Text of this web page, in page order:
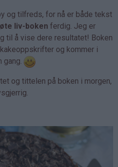
og tilfreds, for nå er både tekst
liv-boken ferdig. Jeg er
til å vise dere resultatet! Boken
og kommer i
gang.
og tittelen på boken i morgen,